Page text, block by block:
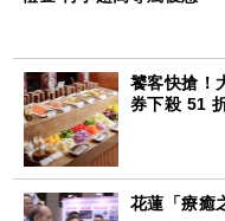
饕客快搶！
券下殺 51
花蓮「療癒